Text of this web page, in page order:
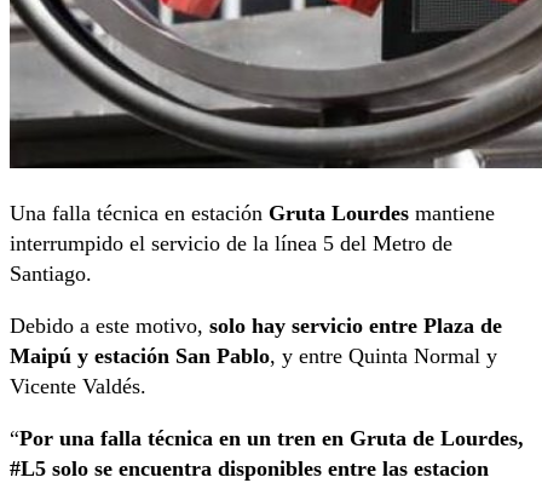
Una falla técnica en estación Gruta Lourdes mantiene
interrumpido el servicio de la línea 5 del Metro de
Santiago.
Debido a este motivo, solo hay servicio entre Plaza de
Maipú y estación San Pablo, y entre Quinta Normal y
Vicente Valdés.
“Por una falla técnica en un tren en Gruta de Lourdes,
#L5 solo se encuentra disponibles entre las estacion